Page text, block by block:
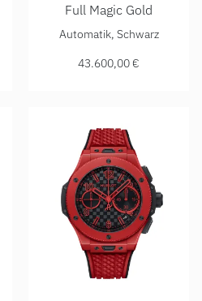
All Black , Ref:
Full Magic Gold
Hublot Big Bang 20th
Automatik, Schwarz
43.600,00 €